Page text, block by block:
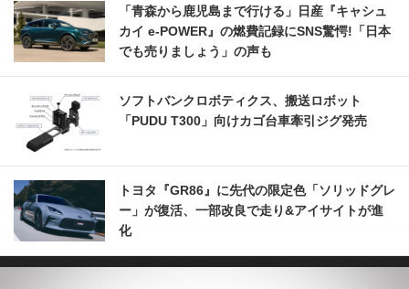
「青森から鹿児島まで行ける」日産『キャシュ
カイ e-POWER』の燃費記録にSNS驚愕!「日本
でも売りましょう」の声も
ソフトバンクロボティクス、搬送ロボット
「PUDU T300」向けカゴ台車牽引ジグ発売
トヨタ『GR86』に先代の限定色「ソリッドグレ
ー」が復活、一部改良で走り&アイサイトが進
化